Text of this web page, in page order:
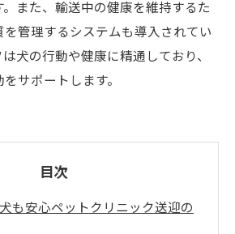
また、輸送中の健康を維持するた
管理するシステムも導入されてい
犬の行動や健康に精通しており、
サポートします。
目次
も安心ペットクリニック送迎の